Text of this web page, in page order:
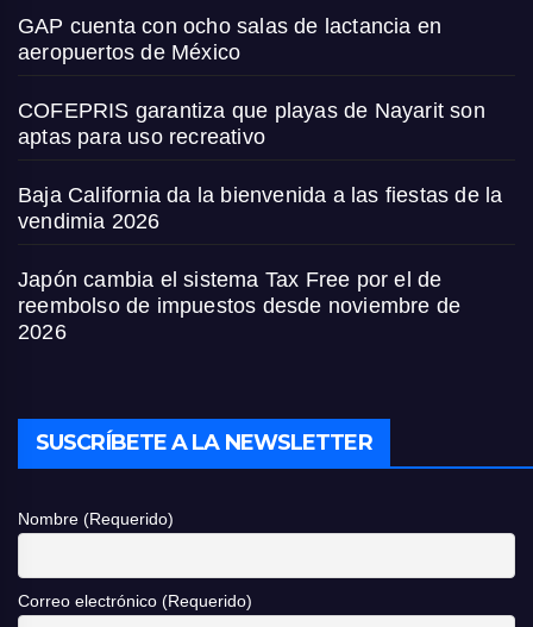
GAP cuenta con ocho salas de lactancia en
aeropuertos de México
COFEPRIS garantiza que playas de Nayarit son
aptas para uso recreativo
Baja California da la bienvenida a las fiestas de la
vendimia 2026
Japón cambia el sistema Tax Free por el de
reembolso de impuestos desde noviembre de
2026
SUSCRÍBETE A LA NEWSLETTER
Nombre (Requerido)
Correo electrónico (Requerido)